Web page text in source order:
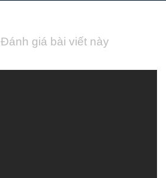
Đánh giá bài viết này